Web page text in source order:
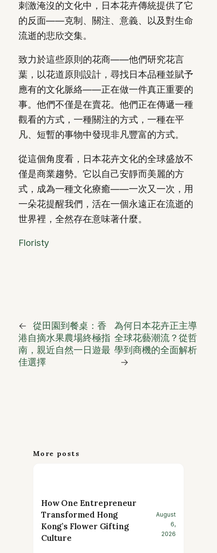
刺激淹沒的文化中，日本花卉傳統提供了它
的反面——克制、關注、意義、以及對生命
流逝的悲欣交集。
致力於這些原則的花商——他們研究花言
葉，以花道原則設計，尋找日本品種並賦予
應有的文化脈絡——正在做一件真正重要的
事。他們不僅是在賣花。他們正在傳遞一種
觀看的方式，一種關注的方式，一種在平
凡、短暫的事物中發現非凡豐富的方式。
從這個角度看，日本花卉文化的全球盛放不
僅是商業趨勢。它以自己安靜而美麗的方
式，成為一種文化療癒——一次又一次，用
一朵花提醒我們，活在一個永遠正在流逝的
世界裡，全然存在意味著什麼。
Floristy
←
從田園到餐桌：香
港自摘水果農場終極指
南，親近自然一日遊最
佳選擇
為何日本花卉正主導
全球花藝潮流？從哲
學到商機的全面解析
→
More posts
How One Entrepreneur
Transformed Hong
Kong’s Flower Gifting
Culture
August
6,
2026